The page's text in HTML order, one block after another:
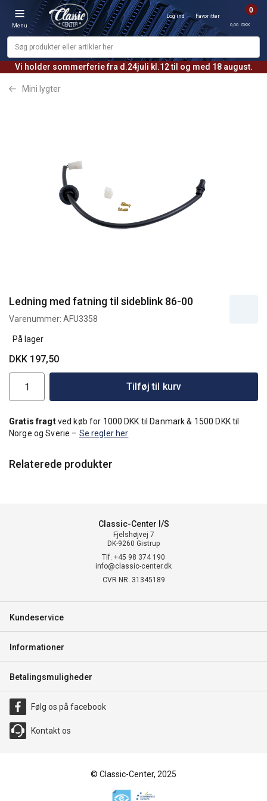
Vi holder sommerferie fra d.24juli kl.12 til og med 18 august.
Menu
Log ind Favoritter
0
0,00 DKK
Mini lygter
Ledning med fatning til sideblink 86-00
Varenummer: AFU3358
På lager
DKK 197,50
Tilføj til kurv
Gratis fragtved køb for 1000 DKK til Danmark & 1500 DKK til
Norge og Sverie – Se regler her
Relaterede produkter
Classic-Center I/S
Fjelshøjvej 7
DK-9260 Gistrup
Tlf. +45 98 374 190
info@classic-center.dk
CVR NR. 31345189
Kundeservice
Informationer
Betalingsmuligheder
Følg os på facebook
Kontakt os
© Classic-Center, 2025